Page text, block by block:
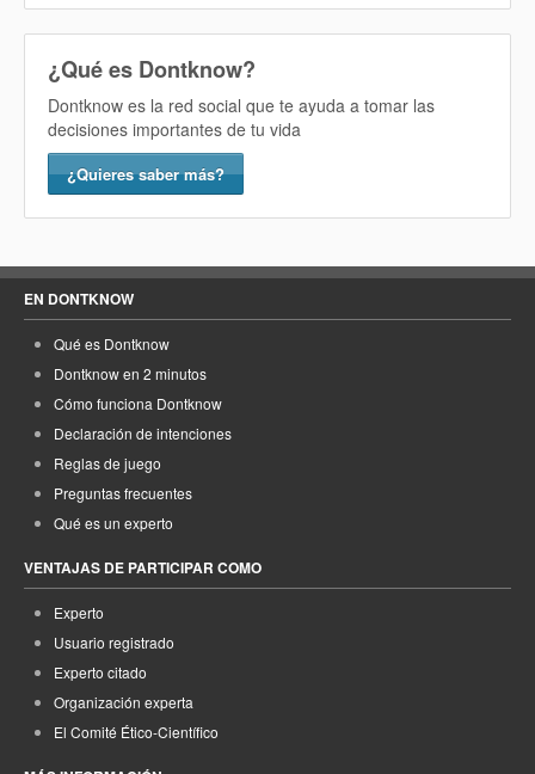
¿Qué es Dontknow?
Dontknow es la red social que te ayuda a tomar las
decisiones importantes de tu vida
¿Quieres saber más?
EN DONTKNOW
Qué es Dontknow
Dontknow en 2 minutos
Cómo funciona Dontknow
Declaración de intenciones
Reglas de juego
Preguntas frecuentes
Qué es un experto
VENTAJAS DE PARTICIPAR COMO
Experto
Usuario registrado
Experto citado
Organización experta
El Comité Ético-Científico